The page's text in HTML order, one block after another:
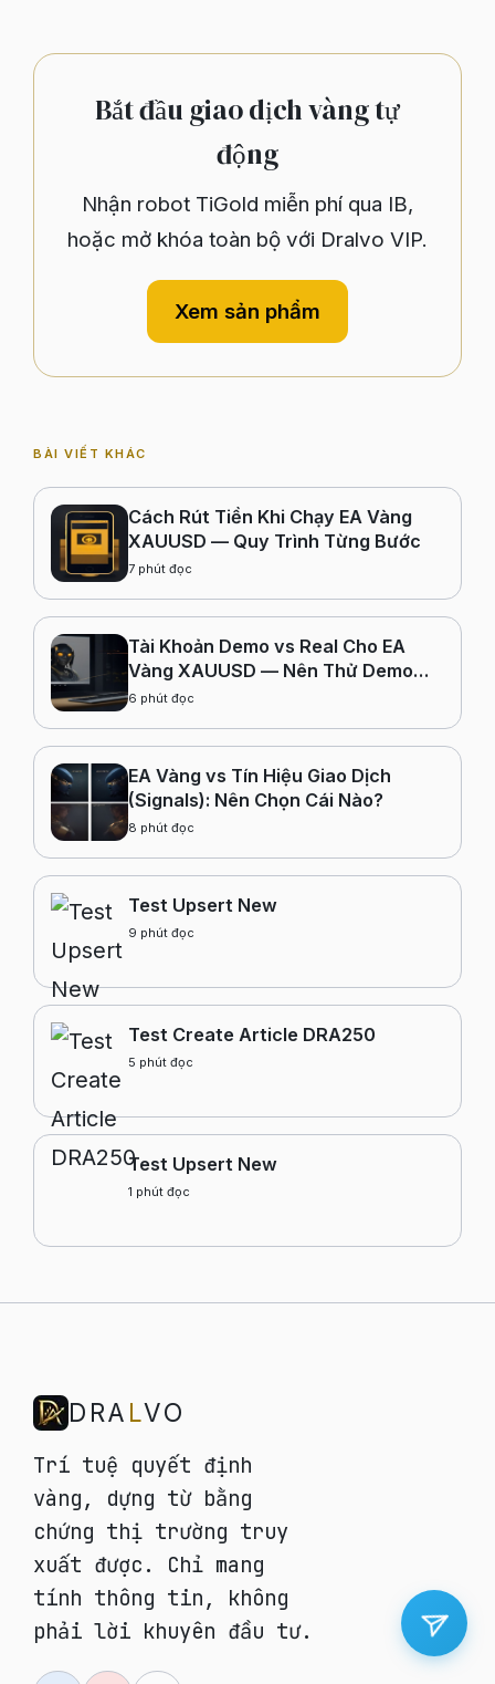
Bắt đầu giao dịch vàng tự
động
Nhận robot TiGold miễn phí qua IB,
hoặc mở khóa toàn bộ với Dralvo VIP.
Xem sản phẩm
BÀI VIẾT KHÁC
Cách Rút Tiền Khi Chạy EA Vàng
XAUUSD — Quy Trình Từng Bước
7 phút đọc
Tài Khoản Demo vs Real Cho EA
Vàng XAUUSD — Nên Thử Demo
Trước Khi Nạp Tiền Không?
6 phút đọc
EA Vàng vs Tín Hiệu Giao Dịch
(Signals): Nên Chọn Cái Nào?
8 phút đọc
Test Upsert New
9 phút đọc
Test Create Article DRA250
5 phút đọc
Test Upsert New
1 phút đọc
DRA LVO
Trí tuệ quyết định
vàng, dựng từ bằng
chứng thị trường truy
xuất được. Chỉ mang
tính thông tin, không
phải lời khuyên đầu tư.